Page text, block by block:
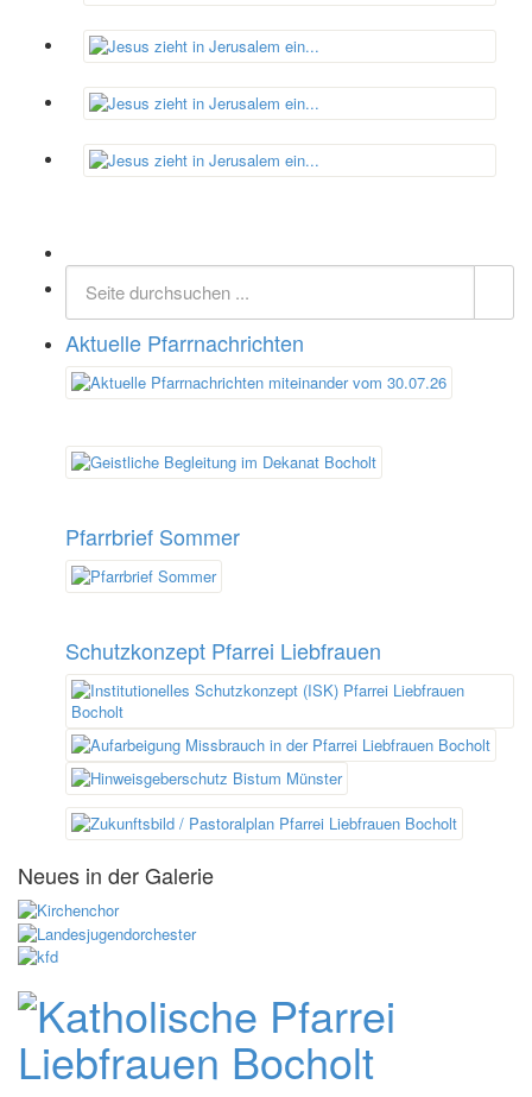
Aktuelle Pfarrnachrichten
Pfarrbrief Sommer
Schutzkonzept Pfarrei Liebfrauen
Neues in der Galerie